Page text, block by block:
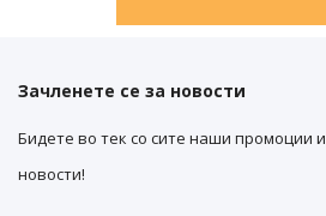
Зачленете се за новости
Бидете во тек со сите наши промоции и
новости!